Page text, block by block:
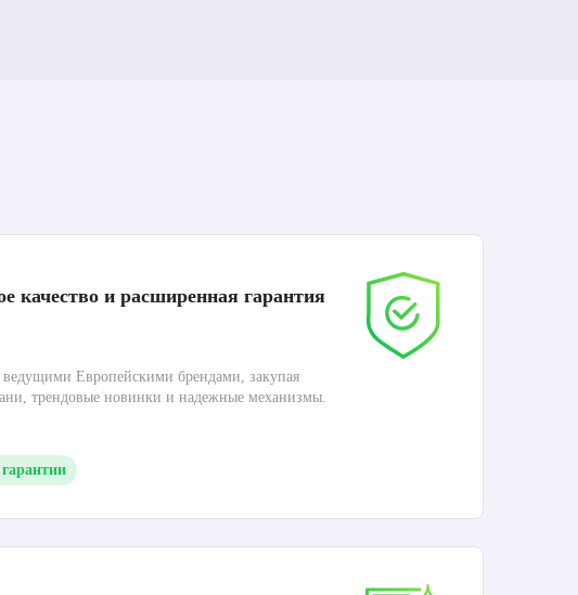
качество и расширенная гарантия
Европейскими брендами, закупая
трендовые новинки и надежные механизмы.